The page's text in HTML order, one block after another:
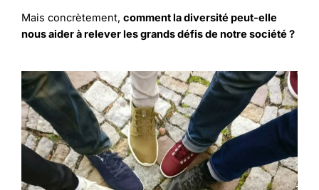
Mais concrètement, comment la diversité peut-elle
nous aider à relever les grands défis de notre société ?